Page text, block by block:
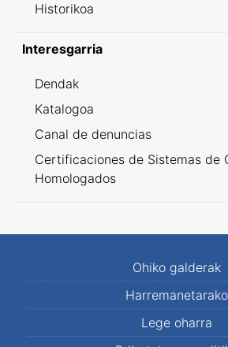
Historikoa
Interesgarria
Dendak
Katalogoa
Canal de denuncias
Certificaciones de Sistemas de
Homologados
Ohiko galderak
Harremanetarako
Lege oharra